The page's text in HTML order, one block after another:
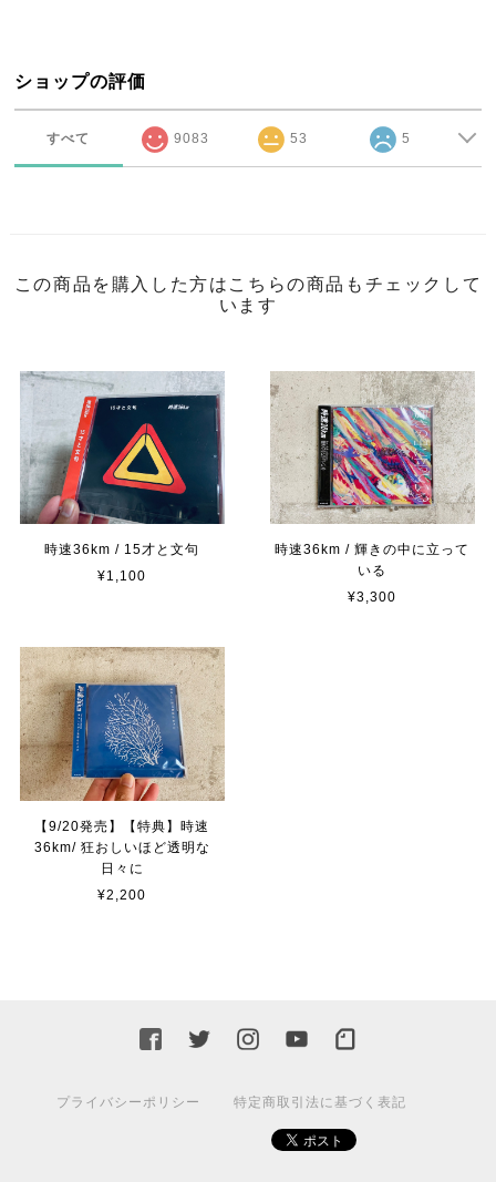
ショップの評価
すべて 9083 53 5
この商品を購入した方はこちらの商品もチェックして
います
時速36km / 15才と文句
¥1,100
時速36km / 輝きの中に立って
いる
¥3,300
【9/20発売】【特典】時速
36km/ 狂おしいほど透明な
日々に
¥2,200
プライバシーポリシー 特定商取引法に基づく表記